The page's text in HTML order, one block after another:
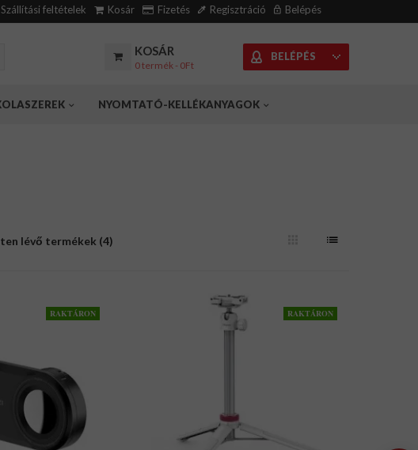
Szállítási feltételek Kosár Fizetés Regisztráció Belépés
KOSÁR
0 termék - 0Ft
BELÉPÉS
NYOMTATÓ-KELLÉKANYAGOK
lévő termékek (4)
RAKTÁRON RAKTÁRON